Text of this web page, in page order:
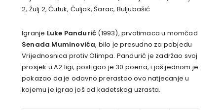
2, Žulj 2, Čutuk, Čuljak, Šarac, Buljubašić
Igranje Luke Pandurić (1993), prvotimaca u momčad
Senada Muminovića, bilo je presudno za pobjedu
Vrijednosnica protiv Olimpa. Pandurić je zadržao svoj
prosjek u A2 ligi, postigao je 30 poena, i još jednom je
pokazao da je odavno prerastao ovo natjecanje u
kojemu je igrao još od kadetskog uzrasta.